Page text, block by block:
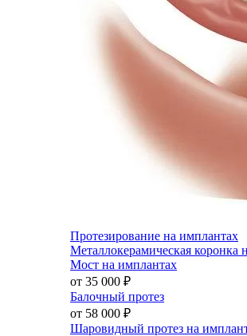
Протезирование на имплантах
Металлокерамическая коронка
Мост на имплантах
от 35 000 ₽
Балочный протез
от 58 000 ₽
Шаровидный протез на